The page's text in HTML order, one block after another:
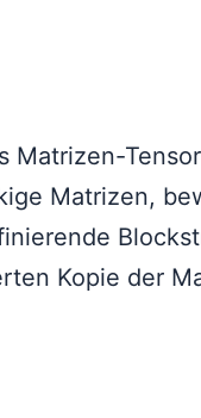
Matrizen-
Matrizen,
Kopie der